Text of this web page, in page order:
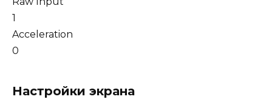
1
Acceleration
0
Настройки экрана